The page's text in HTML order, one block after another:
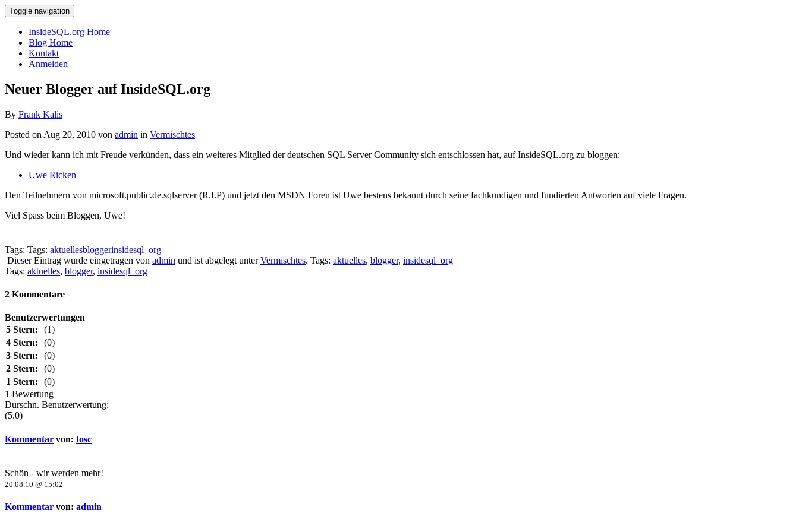
Toggle navigation
InsideSQL.org Home
Blog Home
Kontakt
Anmelden
Neuer Blogger auf InsideSQL.org
By Frank Kalis
Posted on Aug 20, 2010 von admin in Vermischtes
Und wieder kann ich mit Freude verkünden, dass ein weiteres Mitglied der deutschen SQL Server Community sich entschlossen hat, auf InsideSQL.org zu bloggen:
Uwe Ricken
Den Teilnehmern von microsoft.public.de.sqlserver (R.I.P) und jetzt den MSDN Foren ist Uwe bestens bekannt durch seine fachkundigen und fundierten Antworten auf viele Fragen.
Viel Spass beim Bloggen, Uwe!
Tags: Tags: aktuellesbloggerinsidesql_org
Dieser Eintrag wurde eingetragen von admin und ist abgelegt unterVermischtes. Tags: aktuelles, blogger, insidesql_org
Tags: aktuelles, blogger, insidesql_org
2 Kommentare
Benutzerwertungen
5 Stern:
(1)
4 Stern:
(0)
3 Stern:
(0)
2 Stern:
(0)
1 Stern:
(0)
1 Bewertung
Durschn. Benutzerwertung:
(5.0)
Kommentar von: tosc
Schön - wir werden mehr!
20.08.10 @ 15:02
Kommentar von: admin